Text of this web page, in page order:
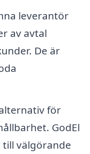
leverantör
av avtal
De är
för
GodEl
till välgörande